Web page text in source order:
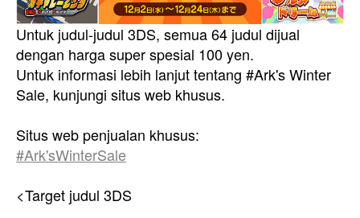
Untuk judul-judul 3DS, semua 64 judul dijual
dengan harga super spesial 100 yen.
Untuk informasi lebih lanjut tentang #Ark's Winter
Sale, kunjungi situs web khusus.
Situs web penjualan khusus:
#Ark'sWinterSale
<Target judul 3DS